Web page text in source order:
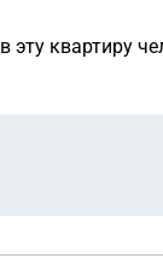
квартиру